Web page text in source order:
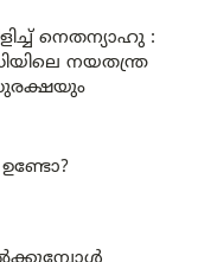
നെതന്യാഹു :
നയതന്ത്ര